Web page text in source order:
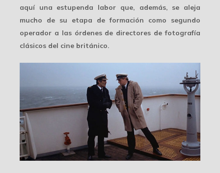
aquí una estupenda labor que, además, se aleja
mucho de su etapa de formación como segundo
operador a las órdenes de directores de fotografía
clásicos del cine británico.